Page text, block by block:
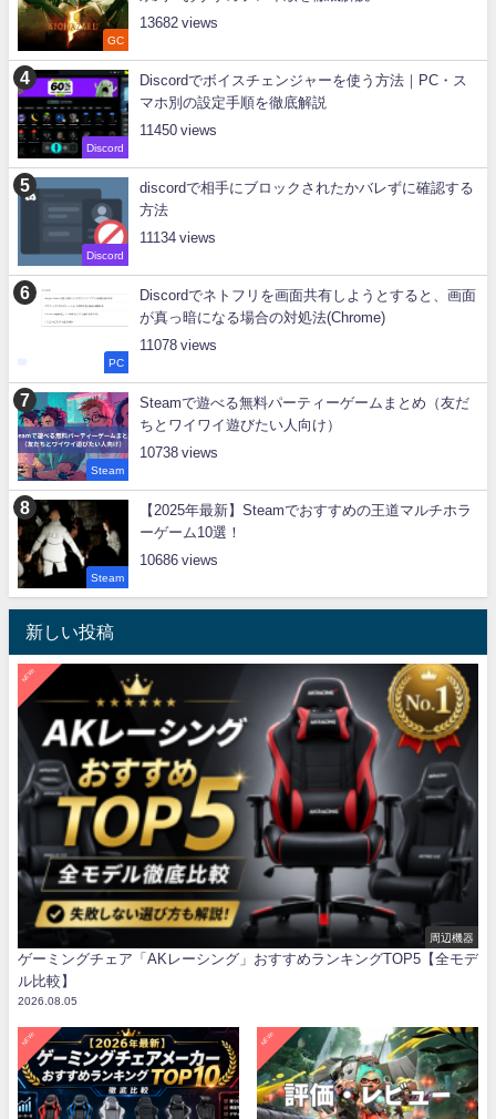
GC
13682
Discord
Discordでボイスチェンジャーを使う方法｜PC・ス
マホ別の設定手順を徹底解説
11450
Discord
discordで相手にブロックされたかバレずに確認する
方法
11134
PC
Discordでネトフリを画面共有しようとすると、画面
が真っ暗になる場合の対処法(Chrome)
11078
Steam
Steamで遊べる無料パーティーゲームまとめ（友だ
ちとワイワイ遊びたい人向け）
10738
Steam
【2025年最新】Steamでおすすめの王道マルチホラ
ーゲーム10選！
10686
新しい投稿
周辺機器
NEW!
ゲーミングチェア「AKレーシング」おすすめランキングTOP5【全モデ
ル比較】
2026.08.05
NEW! NEW!